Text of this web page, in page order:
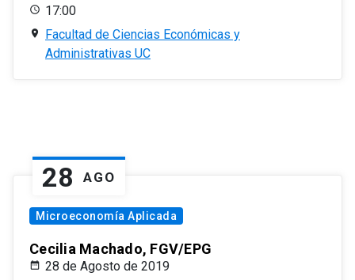
17:00
Facultad de Ciencias Económicas y
Administrativas UC
28 AGO
Microeconomía Aplicada
Cecilia Machado, FGV/EPG
28 de Agosto de 2019